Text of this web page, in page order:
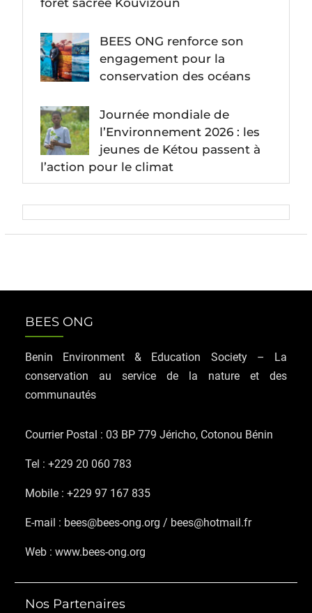
forêt sacrée Kouvizoun
BEES ONG renforce son
engagement pour la
conservation des océans
Journée mondiale de
l’Environnement 2026 : les
jeunes de Kétou passent à
l’action pour le climat
BEES ONG
Benin Environment & Education Society – La
conservation au service de la nature et des
communautés
Courrier Postal : 03 BP 779 Jéricho, Cotonou Bénin
Tel : +229 20 060 783
Mobile : +229 97 167 835
E-mail : bees@bees-ong.org / bees@hotmail.fr
Web : www.bees-ong.org
Nos Partenaires